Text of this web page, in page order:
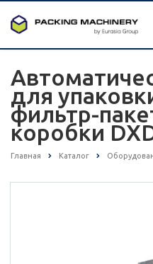
для
фильтр-
коробки
Главная Каталог